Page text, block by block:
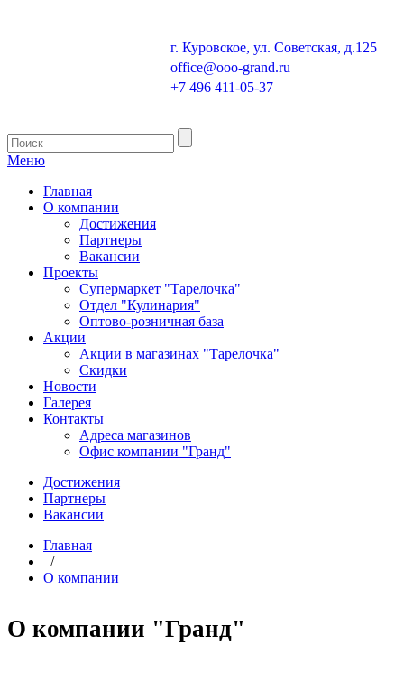
г. Куровское, ул. Советская, д.125
office@ooo-grand.ru
+7 496 411-05-37
Меню
Главная
О компании
Достижения
Партнеры
Вакансии
Проекты
Супермаркет "Тарелочка"
Отдел "Кулинария"
Оптово-розничная база
Акции
Акции в магазинах "Тарелочка"
Скидки
Новости
Галерея
Контакты
Адреса магазинов
Офис компании "Гранд"
Достижения
Партнеры
Вакансии
Главная
/
О компании
О компании "Гранд"